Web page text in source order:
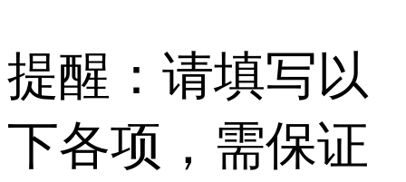
提醒：请填写以
下各项，需保证